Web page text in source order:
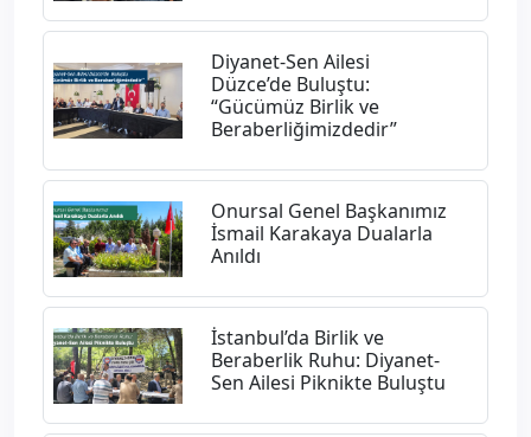
Diyanet-Sen Ailesi
Düzce’de Buluştu:
“Gücümüz Birlik ve
Beraberliğimizdedir”
Onursal Genel Başkanımız
İsmail Karakaya Dualarla
Anıldı
İstanbul’da Birlik ve
Beraberlik Ruhu: Diyanet-
Sen Ailesi Piknikte Buluştu